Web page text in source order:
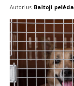
Autorius Baltoji pelėda